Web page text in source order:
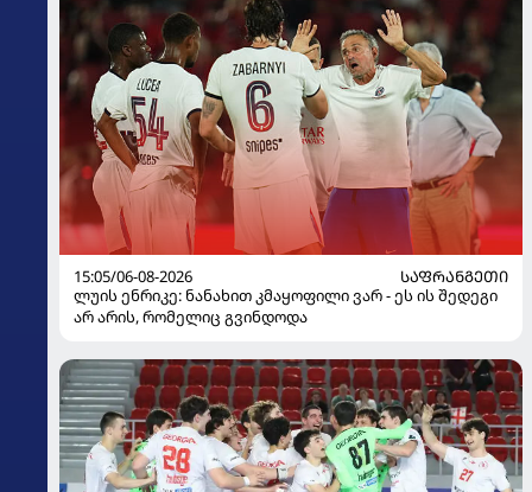
15:05/06-08-2026
ᲡᲐᲤᲠᲐᲜᲒᲔᲗᲘ
ლუის ენრიკე: ნანახით კმაყოფილი ვარ - ეს ის შედეგი
არ არის, რომელიც გვინდოდა